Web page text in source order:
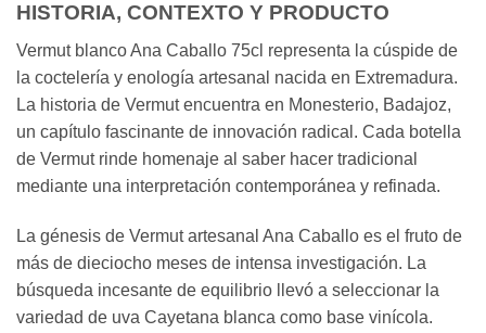
HISTORIA, CONTEXTO Y PRODUCTO
Vermut blanco Ana Caballo 75cl representa la cúspide de
la coctelería y enología artesanal nacida en Extremadura.
La historia de Vermut encuentra en Monesterio, Badajoz,
un capítulo fascinante de innovación radical. Cada botella
de Vermut rinde homenaje al saber hacer tradicional
mediante una interpretación contemporánea y refinada.
La génesis de Vermut artesanal Ana Caballo es el fruto de
más de dieciocho meses de intensa investigación. La
búsqueda incesante de equilibrio llevó a seleccionar la
variedad de uva Cayetana blanca como base vinícola.